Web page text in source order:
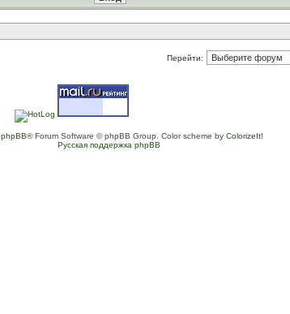
Перейти:
phpBB® Forum Software © phpBB Group. Color scheme by ColorizeIt!
Русская поддержка phpBB